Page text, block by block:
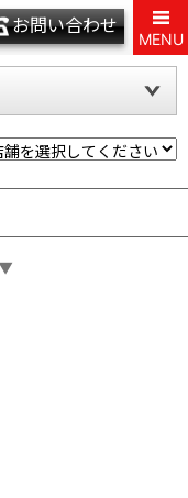
お問い合わせ
MENU
▼